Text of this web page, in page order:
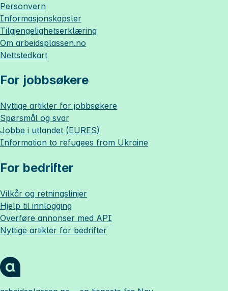
Personvern
Informasjonskapsler
Tilgjengelighetserklæring
Om arbeidsplassen.no
Nettstedkart
For jobbsøkere
Nyttige artikler for jobbsøkere
Spørsmål og svar
Jobbe i utlandet (EURES)
Information to refugees from Ukraine
For bedrifter
Vilkår og retningslinjer
Hjelp til innlogging
Overføre annonser med API
Nyttige artikler for bedrifter